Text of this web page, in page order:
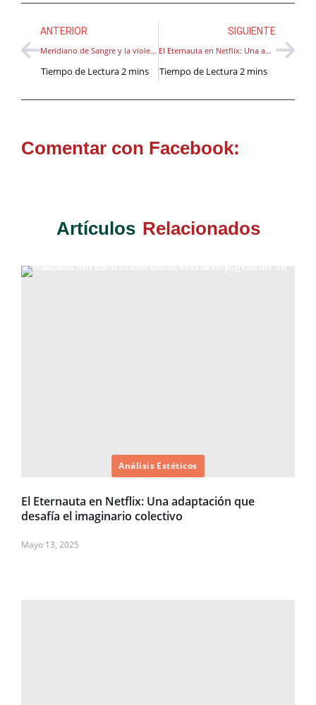
ANTERIOR
Meridiano de Sangre y la violencia en América: McCarthy, Orozco y Siqueiros
SIGUIENTE
El Eternauta en Netflix: Una adaptación que desafía el imaginario colectivo
Comentar con Facebook:
Artículos Relacionados
Análisis Estéticos
El Eternauta en Netflix: Una adaptación que
desafía el imaginario colectivo
Mayo 13, 2025